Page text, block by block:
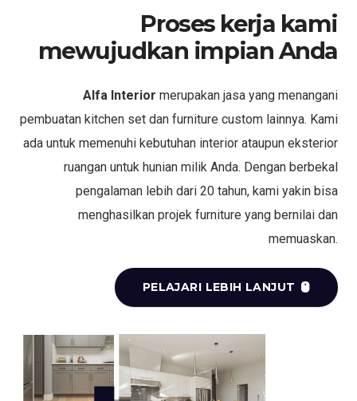
Proses kerja kami
mewujudkan impian Anda
Alfa Interior merupakan jasa yang menangani
pembuatan kitchen set dan furniture custom lainnya. Kami
ada untuk memenuhi kebutuhan interior ataupun eksterior
ruangan untuk hunian milik Anda. Dengan berbekal
pengalaman lebih dari 20 tahun, kami yakin bisa
menghasilkan projek furniture yang bernilai dan
memuaskan.
PELAJARI LEBIH LANJUT